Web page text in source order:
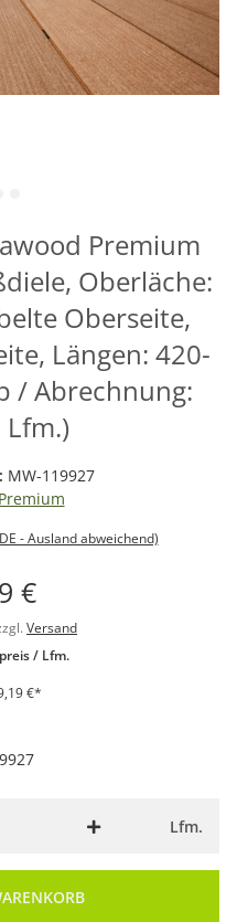
Premium
Oberläche:
Oberseite,
Längen: 420-
/ Abrechnung:
Lfm.)
MW-119927
Premium
- Ausland abweichend)
€
Versand
/ Lfm.
€*
Lfm.